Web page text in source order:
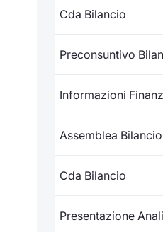
Cda Bilancio
Preconsuntivo
Informazioni
Assemblea Bilancio
Cda Bilancio
Presentazione